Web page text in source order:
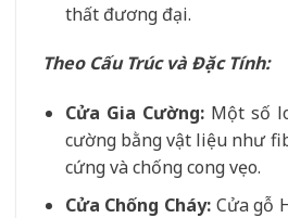
thất đương đại.
Theo Cấu Trúc và Đặc Tính:
Cửa Gia Cường:Một số
cường bằng vật liệu như
cứng và chống cong vẹo.
Cửa Chống Cháy: Cửa gỗ